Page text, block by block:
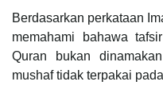
Berdasarkan perkataan
memahami bahawa
Quran bukan
mushaf tidak terpakai